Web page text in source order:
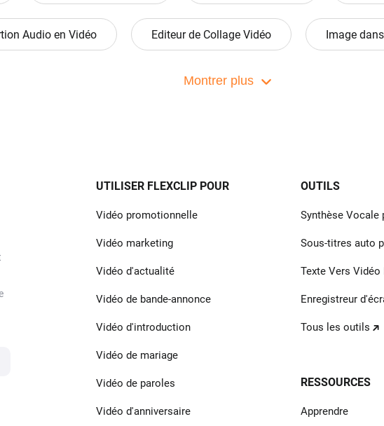
Audio en Vidéo Editeur de Collage Vidéo Image
Courbe de Vitesse
Montrer plus
UTILISER FLEXCLIP POUR
Vidéo promotionnelle
Vidéo marketing
Vidéo d'actualité
Vidéo de bande-annonce
Vidéo d'introduction
Vidéo de mariage
Vidéo de paroles
Vidéo d'anniversaire
OUTILS
Synthèse Vocale
Sous-titres auto
Texte Vers Vidéo
Enregistreur
Tous les outils
RESSOURCES
Apprendre